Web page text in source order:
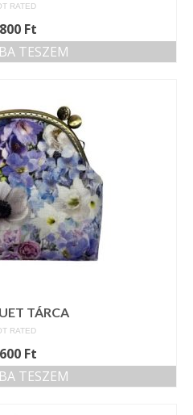
RATED
Ft
TESZEM
TÁRCA
RATED
Ft
TESZEM